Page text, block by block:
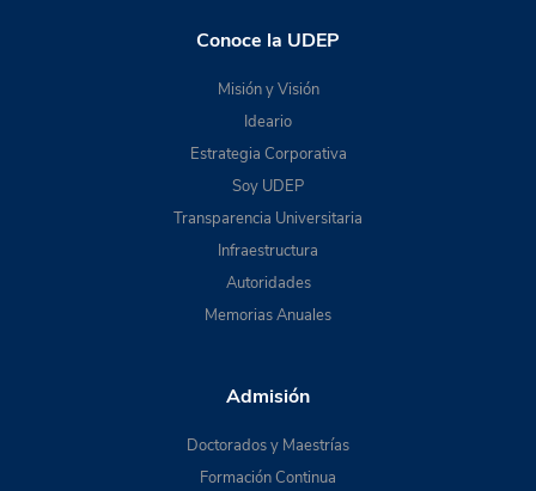
Conoce la UDEP
Misión y Visión
Ideario
Estrategia Corporativa
Soy UDEP
Transparencia Universitaria
Infraestructura
Autoridades
Memorias Anuales
Admisión
Doctorados y Maestrías
Formación Continua